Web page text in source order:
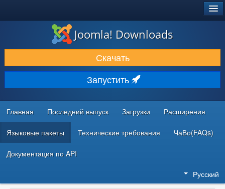
ЗАГРУЗКИ И РАСШИРЕНИЯ
ДОКУМЕНТАЦИЯ И ОБУЧЕНИЕ
СООБЩЕСТВО И ПОДДЕРЖКА
РЕСУРСЫ ДЛЯ РАЗРАБОТЧИКОВ
Joomla! Downloads
Скачать
Запустить
Главная Последний выпуск Загрузки Расширения
Языковые пакеты Технические требования ЧаВо(FAQs)
Документация по API
Русский